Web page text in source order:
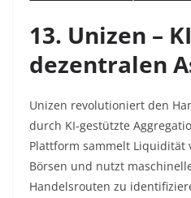
13. Unizen –
dezentralen
Unizen revolutioniert den
durch KI-gestützte
Plattform sammelt Liquidität
Börsen und nutzt
Handelsrouten zu